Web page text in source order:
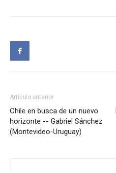
Artículo anterior
Chile en busca de un nuevo
horizonte -- Gabriel Sánchez
(Montevideo-Uruguay)